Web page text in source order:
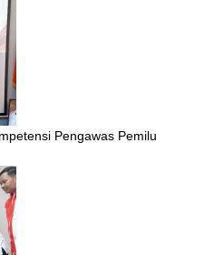
Pengawas Pemilu